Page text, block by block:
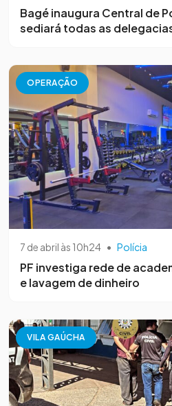
Bagé inaugura Central de
sediará todas as
OPERAÇÃO
7 de abril às 10h24 • Polícia
PF investiga rede de
e lavagem de dinheiro
VILA GAÚCHA